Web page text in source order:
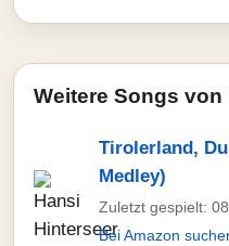
Weitere Songs
Tirolerland,
Medley)
Zuletzt gespielt:
Bei Amazon